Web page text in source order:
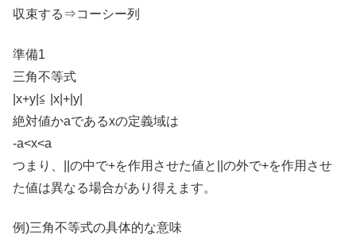
収束する⇒コーシー列
準備1
三角不等式
|x+y|≦ |x|+|y|
絶対値かaであるxの定義域は
-a<x<a
つまり、||の中で+を作用させた値と||の外で+を作用させ
た値は異なる場合があり得えます。
例)三角不等式の具体的な意味